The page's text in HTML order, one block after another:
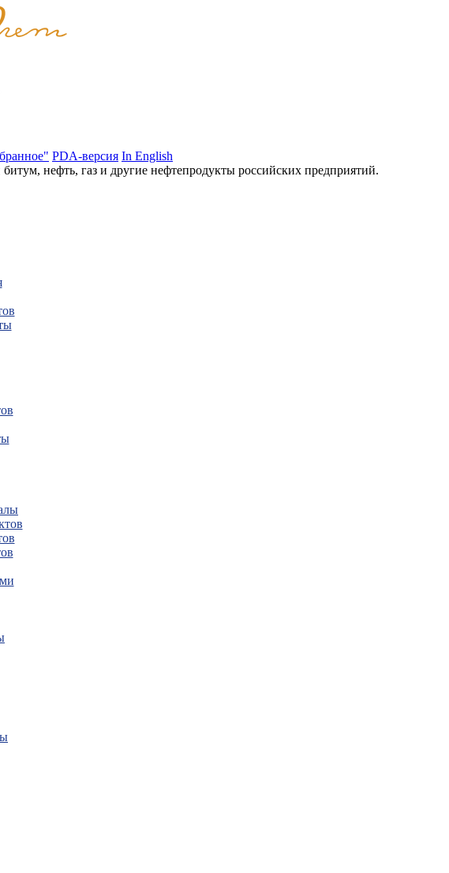
PDA-версия In English
нефть, газ и другие нефтепродукты российских предприятий.